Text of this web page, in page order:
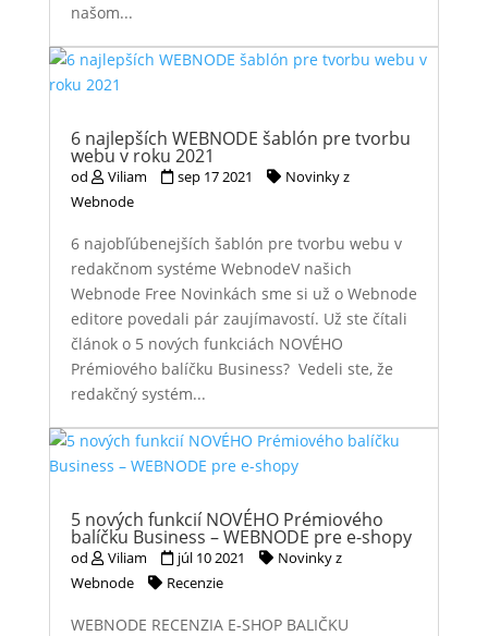
našom...
6 najlepších WEBNODE šablón pre tvorbu
webu v roku 2021
od Viliam sep 17 2021
Novinky z
Webnode
6 najobľúbenejších šablón pre tvorbu webu v
redakčnom systéme WebnodeV našich
Webnode Free Novinkách sme si už o Webnode
editore povedali pár zaujímavostí. Už ste čítali
článok o 5 nových funkciách NOVÉHO
Prémiového balíčku Business? Vedeli ste, že
redakčný systém...
5 nových funkcií NOVÉHO Prémiového
balíčku Business – WEBNODE pre e-shopy
od Viliam júl 10 2021
Novinky z
Webnode
Recenzie
WEBNODE RECENZIA E-SHOP BALIČKU